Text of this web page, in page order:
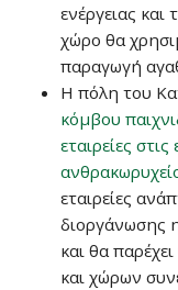
ενέργειας
χώρο θα
παραγωγή
Η πόλη του
κόμβου
εταιρείες
εταιρείες
διοργάνωσης
και θα
και χώρων